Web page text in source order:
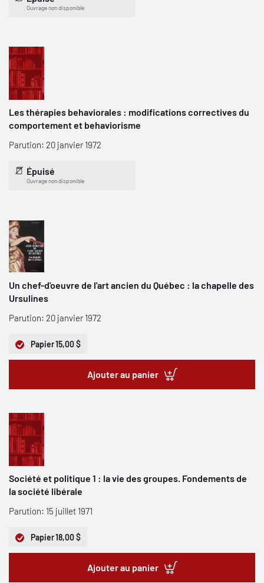
Ouvrage non disponible
Les thérapies behaviorales : modifications correctives du
comportement et behaviorisme
Parution: 20 janvier 1972
Épuisé
Ouvrage non disponible
Un chef-d'oeuvre de l'art ancien du Québec : la chapelle des
Ursulines
Parution: 20 janvier 1972
Papier15,00 $
Ajouter au panier
Société et politique 1 : la vie des groupes. Fondements de
la société libérale
Parution: 15 juillet 1971
Papier18,00 $
Ajouter au panier